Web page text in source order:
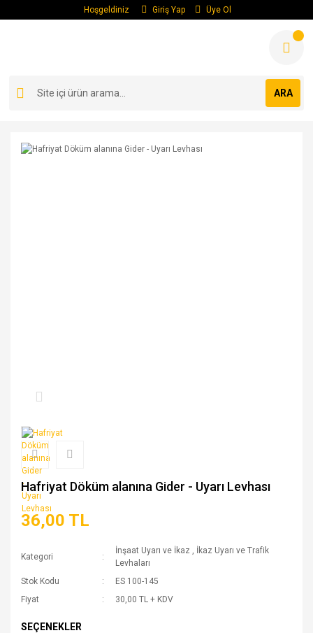
Hoşgeldiniz Giriş Yap Üye Ol
ARA
Hafriyat Döküm alanına Gider - Uyarı Levhası
36,00 TL
Kategori
İnşaat Uyarı ve İkaz , İkaz Uyarı ve Trafik
Levhaları
Stok Kodu
ES 100-145
Fiyat
30,00 TL + KDV
SEÇENEKLER